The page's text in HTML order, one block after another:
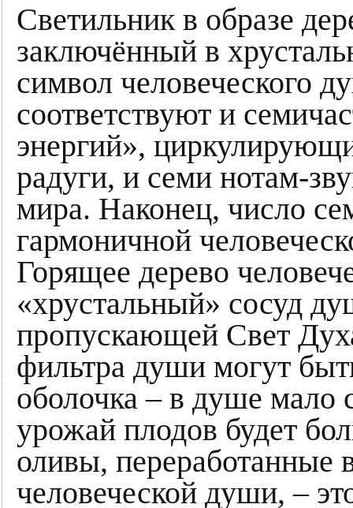
Светильник в образе
заключённый в
символ человеческого
соответствуют и
энергий»,
радуги, и семи нотам-
мира. Наконец, число
гармоничной
Горящее дерево
«хрустальный» сосуд
пропускающей Свет
фильтра души могут
оболочка – в душе мало
урожай плодов будет
оливы, переработанные
человеческой души, –